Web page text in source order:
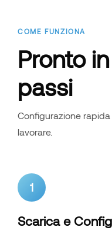
COME FUNZIONA
Pronto
passi
Configurazione
lavorare.
1
Scarica e